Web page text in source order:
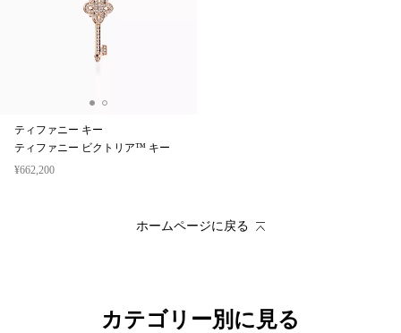
ティファニー キー
ティファニー ビクトリア™ キー
¥662,200
ホームページに戻る
カテゴリー別に見る